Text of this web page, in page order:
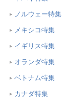
ノルウェー特集
メキシコ特集
イギリス特集
オランダ特集
ベトナム特集
カナダ特集